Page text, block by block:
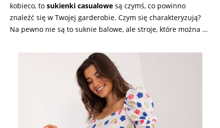
kobieco, to sukienki casualowe są czymś, co powinno
znaleźć się w Twojej garderobie. Czym się charakteryzują?
Na pewno nie są to suknie balowe, ale stroje, które można …